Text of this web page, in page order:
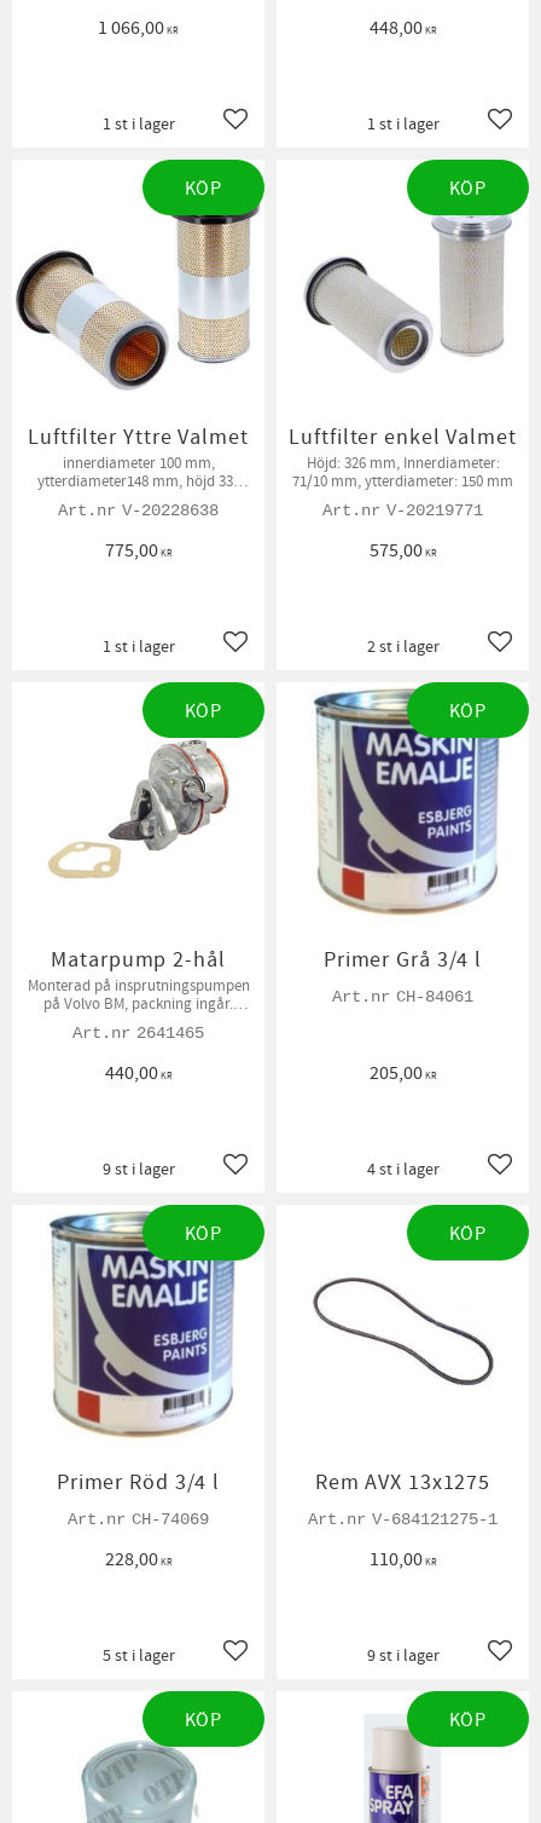
1 066,00KR
Lägg till i favoriter
1 st i lager
448,00KR
1 st i lager
Luftfilter Yttre Valmet
innerdiameter 100 mm,
ytterdiameter148 mm, höjd 331
V-20228638
775,00KR
Lägg till i favoriter
1 st i lager
KÖP
Luftfilter enkel Valmet
Höjd: 326 mm, Innerdiameter:
71/10 mm, ytterdiameter: 150 mm
V-20219771
575,00KR
2 st i lager
KÖP
Matarpump 2-hål
Monterad på insprutningspumpen
på Volvo BM, packning ingår.
2641465
440,00KR
Lägg till i favoriter
9 st i lager
KÖP
Primer Grå 3/4 l
CH-84061
205,00KR
4 st i lager
KÖP
Primer Röd 3/4 l
CH-74069
228,00KR
Lägg till i favoriter
5 st i lager
KÖP
Rem AVX 13x1275
V-684121275-1
110,00KR
9 st i lager
KÖP
KÖP KÖP